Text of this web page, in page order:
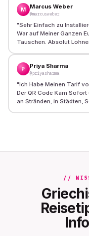
M Marcus Weber
@marcusweber
"Sehr Einfach zu
War auf Meiner Ganzen
Tauschen. Absolut
P Priya Sharma
@priyasharma
"Ich Habe Meinen Tarif
Der QR Code Kam
an Stränden, in Städten,
//